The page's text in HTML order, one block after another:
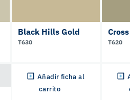
Black Hills Gold
T630
Añadir ficha al
carrito
T620